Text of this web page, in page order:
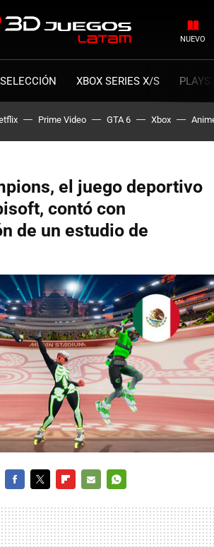
NUEVO
SELECCIÓN XBOX SERIES X/S
Prime Video GTA 6 Xbox
el juego deportivo
contó con
de un estudio de
MAIL